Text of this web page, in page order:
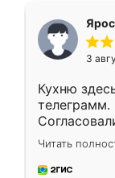
3
Кухню
недели
довольны
мебель за
Читать